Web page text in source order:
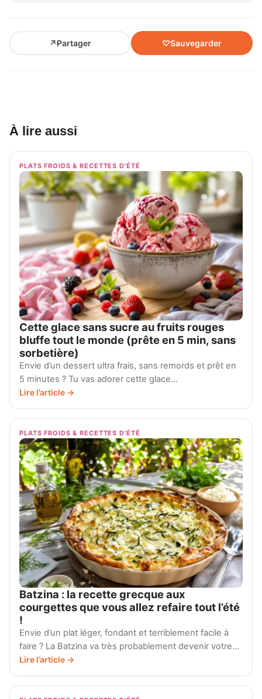
↗Partager ♡Sauvegarder
À lire aussi
PLATS FROIDS & RECETTES D'ÉTÉ
Cette glace sans sucre au fruits rouges
bluffe tout le monde (prête en 5 min, sans
sorbetière)
Envie d’un dessert ultra frais, sans remords et prêt en
5 minutes ? Tu vas adorer cette glace…
Lire l’article →
PLATS FROIDS & RECETTES D'ÉTÉ
Batzina : la recette grecque aux
courgettes que vous allez refaire tout l’été
!
Envie d’un plat léger, fondant et terriblement facile à
faire ? La Batzina va très probablement devenir votre…
Lire l’article →